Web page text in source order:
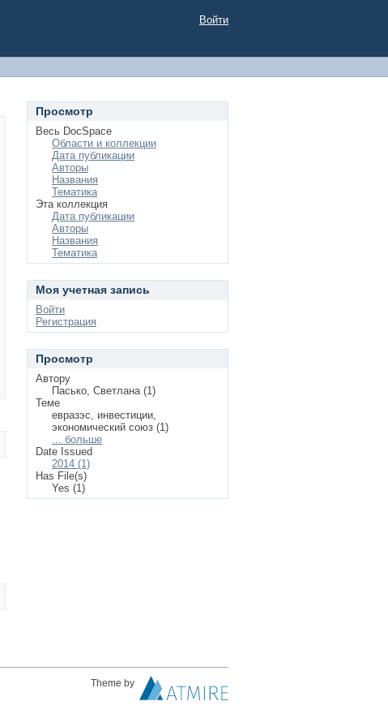
Войти
Просмотр
Весь DocSpace
Области и коллекции
Дата публикации
Авторы
Названия
Тематика
Эта коллекция
Дата публикации
Авторы
Названия
Тематика
Моя учетная запись
Войти
Регистрация
Просмотр
Автору
Пасько, Светлана (1)
Теме
евразэс, инвестиции,
экономический союз (1)
... больше
Date Issued
2014 (1)
Has File(s)
Yes (1)
Theme by